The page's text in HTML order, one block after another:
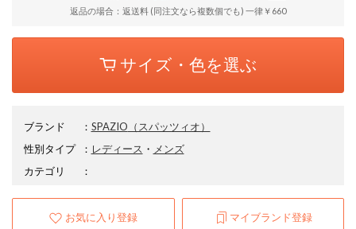
返品の場合：返送料 (同注文なら複数個でも) 一律￥660
サイズ・色を選ぶ
ブランド ： SPAZIO （スパッツィオ）
性別タイプ
： レディース ・ メンズ
カテゴリ
：
お気に入り登録 マイブランド登録